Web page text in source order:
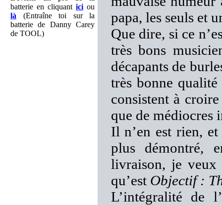
batterie en cliquant ici ou
là (Entraîne toi sur la
batterie de Danny Carey
de TOOL)
papa, les seuls et
Que dire, si ce
très bons
décapants de
très bonne qualité
consistent à
que de médiocres
Il n’en est rien,
plus démontré,
livraison, je
qu’est Objectif :
L’intégralité de